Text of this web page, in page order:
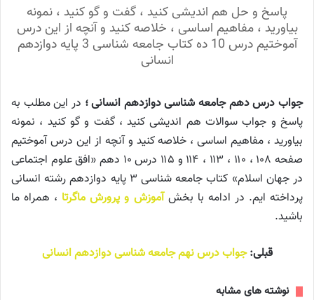
پاسخ و حل هم اندیشی کنید ، گفت و گو کنید ، نمونه
بیاورید ، مفاهیم اساسی ، خلاصه کنید و آنچه از این درس
آموختیم درس 10 ده کتاب جامعه شناسی 3 پایه دوازدهم
انسانی
جواب درس دهم جامعه شناسی دوازدهم انسانی ؛ در این مطلب به
پاسخ و جواب سوالات هم اندیشی کنید ، گفت و گو کنید ، نمونه
بیاورید ، مفاهیم اساسی ، خلاصه کنید و آنچه از این درس آموختیم
صفحه ۱۰۸ ، ۱۱۰ ، ۱۱۳ ، ۱۱۴ و ۱۱۵ درس ۱۰ دهم «افق علوم اجتماعی
در جهان اسلام» کتاب جامعه شناسی ۳ پایه دوازدهم رشته انسانی
پرداخته ایم. در ادامه با بخشآموزش و پرورش ماگرتا ، همراه ما
باشید.
قبلی: جواب درس نهم جامعه شناسی دوازدهم انسانی
نوشته های مشابه